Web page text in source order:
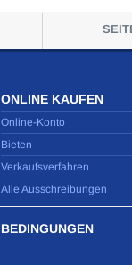
ONLINE KAUFEN
Online-Konto
Bieten
Verkaufsverfahren
Alle Ausschreibungen
BEDINGUNGEN